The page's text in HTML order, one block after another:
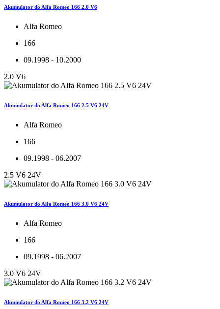
Akumulator do Alfa Romeo 166 2.0 V6
Alfa Romeo
166
09.1998 - 10.2000
2.0 V6
Akumulator do Alfa Romeo 166 2.5 V6 24V
Alfa Romeo
166
09.1998 - 06.2007
2.5 V6 24V
Akumulator do Alfa Romeo 166 3.0 V6 24V
Alfa Romeo
166
09.1998 - 06.2007
3.0 V6 24V
Akumulator do Alfa Romeo 166 3.2 V6 24V